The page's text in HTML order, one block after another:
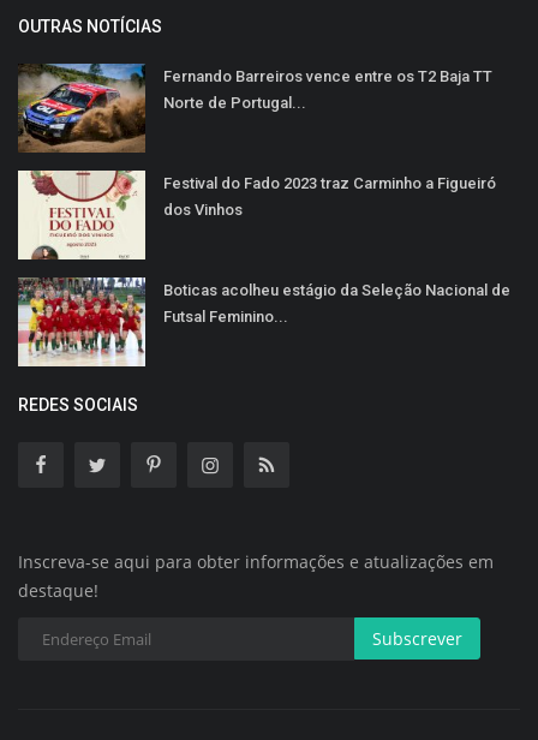
OUTRAS NOTÍCIAS
Fernando Barreiros vence entre os T2 Baja TT
Norte de Portugal...
Festival do Fado 2023 traz Carminho a Figueiró
dos Vinhos
Boticas acolheu estágio da Seleção Nacional de
Futsal Feminino...
REDES SOCIAIS
Inscreva-se aqui para obter informações e atualizações em
destaque!
Subscrever